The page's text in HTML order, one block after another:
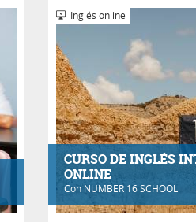
CURSO DE INGLÉS
ONLINE
Con NUMBER 16 SCHOOL
Inglés online